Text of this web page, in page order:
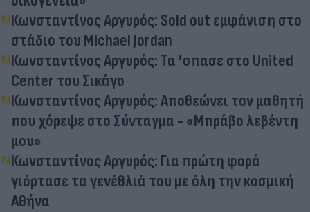
Κωνσταντίνος Αργυρός: Sold out εμφάνιση στο
στάδιο του Michael Jordan
Κωνσταντίνος Αργυρός: Τα ’σπασε στο United
Center του Σικάγο
Κωνσταντίνος Αργυρός: Αποθεώνει τον μαθητή
που χόρεψε στο Σύνταγμα - «Μπράβο λεβέντη
μου»
Κωνσταντίνος Αργυρός: Για πρώτη φορά
γιόρτασε τα γενέθλιά του με όλη την κοσμική
Αθήνα